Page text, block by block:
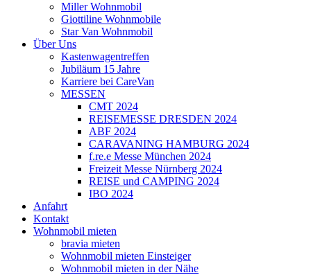
Miller Wohnmobil
Giottiline Wohnmobile
Star Van Wohnmobil
Über Uns
Kastenwagentreffen
Jubiläum 15 Jahre
Karriere bei CareVan
MESSEN
CMT 2024
REISEMESSE DRESDEN 2024
ABF 2024
CARAVANING HAMBURG 2024
f.re.e Messe München 2024
Freizeit Messe Nürnberg 2024
REISE und CAMPING 2024
IBO 2024
Anfahrt
Kontakt
Wohnmobil mieten
bravia mieten
Wohnmobil mieten Einsteiger
Wohnmobil mieten in der Nähe